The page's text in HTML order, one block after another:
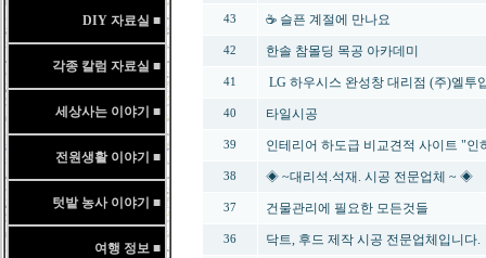
DIY 자료실 ■
각종 칼럼 자료실 ■
세상사는 이야기 ■
전원생활 이야기 ■
텃밭 농사 이야기 ■
여행 정보 ■
43 ☕ 슬픈 계절에 만나요
42 한솔 참몰딩 목공 아카데미
41 LG 하우시스 완성창 대리점 (주)엘투
40 타일시공
39 인테리어 하도급 비교견적 사이트 "인
38 ◈ ~대리석.석재. 시공 전문업체 ~ ◈
37 건물관리에 필요한 모든것들
36 닥트, 후드 제작 시공 전문업체입니다.